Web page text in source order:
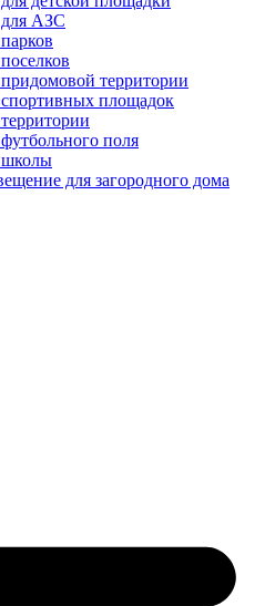
АЗС
территории
площадок
поля
для загородного дома